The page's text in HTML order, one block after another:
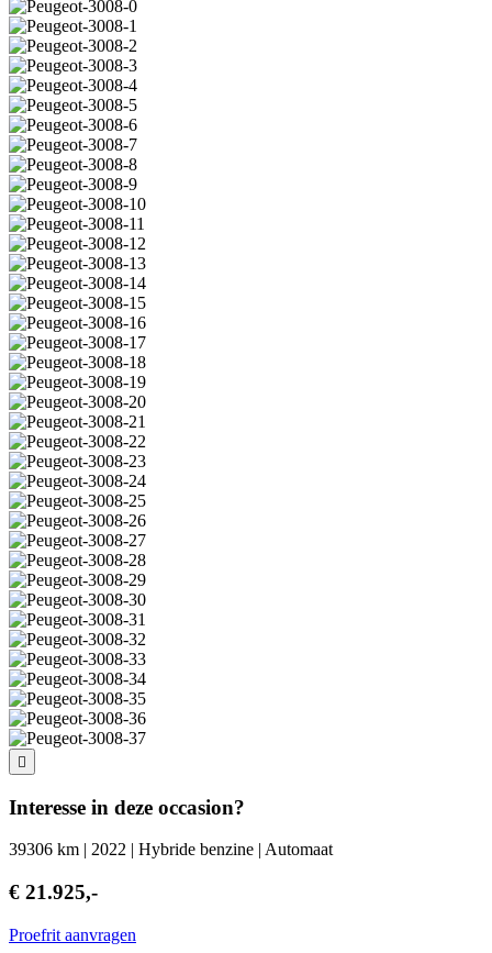
Interesse in deze occasion?
39306 km | 2022 | Hybride benzine | Automaat
€ 21.925,-
Proefrit aanvragen